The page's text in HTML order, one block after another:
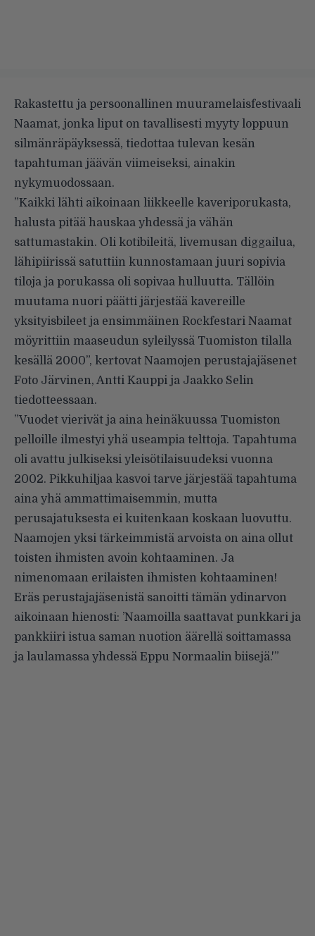
Rakastettu ja persoonallinen muuramelaisfestivaali
Naamat, jonka liput on tavallisesti myyty loppuun
silmänräpäyksessä, tiedottaa tulevan kesän
tapahtuman jäävän viimeiseksi, ainakin
nykymuodossaan.
”Kaikki lähti aikoinaan liikkeelle kaveriporukasta,
halusta pitää hauskaa yhdessä ja vähän
sattumastakin. Oli kotibileitä, livemusan diggailua,
lähipiirissä satuttiin kunnostamaan juuri sopivia
tiloja ja porukassa oli sopivaa hulluutta. Tällöin
muutama nuori päätti järjestää kavereille
yksityisbileet ja ensimmäinen Rockfestari Naamat
möyrittiin maaseudun syleilyssä Tuomiston tilalla
kesällä 2000”, kertovat Naamojen perustajajäsenet
Foto Järvinen, Antti Kauppi ja Jaakko Selin
tiedotteessaan.
”Vuodet vierivät ja aina heinäkuussa Tuomiston
pelloille ilmestyi yhä useampia telttoja. Tapahtuma
oli avattu julkiseksi yleisötilaisuudeksi vuonna
2002. Pikkuhiljaa kasvoi tarve järjestää tapahtuma
aina yhä ammattimaisemmin, mutta
perusajatuksesta ei kuitenkaan koskaan luovuttu.
Naamojen yksi tärkeimmistä arvoista on aina ollut
toisten ihmisten avoin kohtaaminen. Ja
nimenomaan erilaisten ihmisten kohtaaminen!
Eräs perustajajäsenistä sanoitti tämän ydinarvon
aikoinaan hienosti: ’Naamoilla saattavat punkkari ja
pankkiiri istua saman nuotion äärellä soittamassa
ja laulamassa yhdessä Eppu Normaalin biisejä.'”